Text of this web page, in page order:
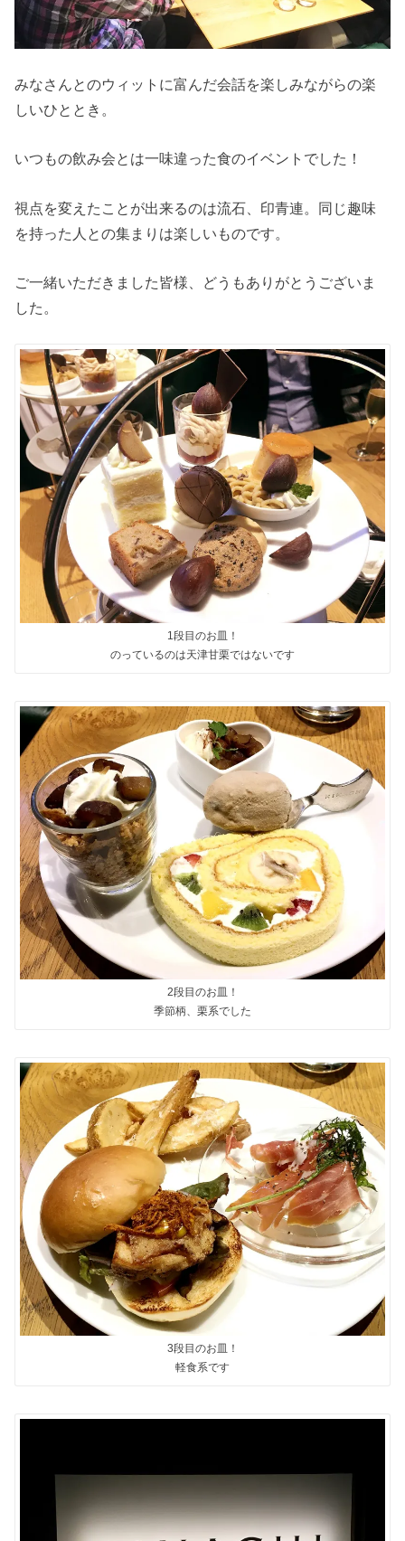
みなさんとのウィットに富んだ会話を楽しみながらの楽
しいひととき。
いつもの飲み会とは一味違った食のイベントでした！
視点を変えたことが出来るのは流石、印青連。同じ趣味
を持った人との集まりは楽しいものです。
ご一緒いただきました皆様、どうもありがとうございま
した。
1段目のお皿！
のっているのは天津甘栗ではないです
2段目のお皿！
季節柄、栗系でした
3段目のお皿！
軽食系です